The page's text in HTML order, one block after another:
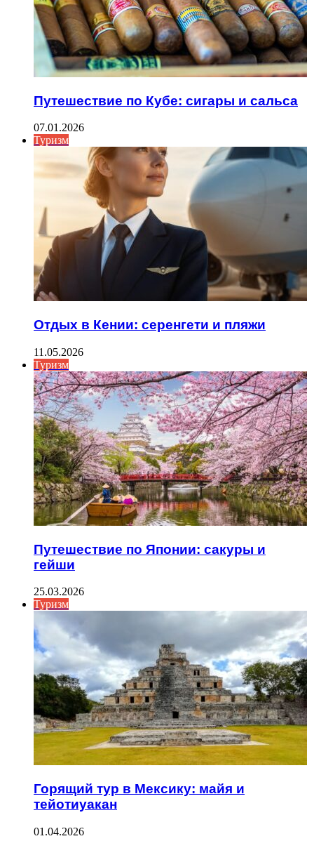
Путешествие по Кубе: сигары и сальса
07.01.2026
Туризм
Отдых в Кении: серенгети и пляжи
11.05.2026
Туризм
Путешествие по Японии: сакуры и
гейши
25.03.2026
Туризм
Горящий тур в Мексику: майя и
тейотиуакан
01.04.2026